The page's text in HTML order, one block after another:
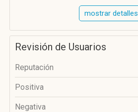
mostrar detalles
Revisión de Usuarios
Reputación
Positiva
Negativa